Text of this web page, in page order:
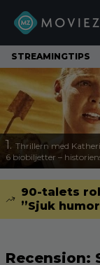
STREAMINGTIPS
1. Thrillern med
6 biobiljetter –
90-talets
”Sjuk
Recension: